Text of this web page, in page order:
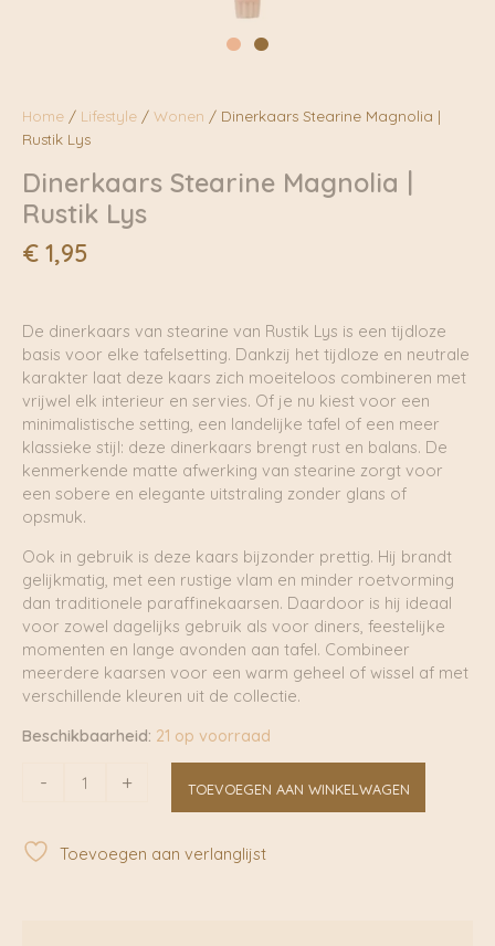
Home / Lifestyle / Wonen / Dinerkaars Stearine Magnolia |
Rustik Lys
Dinerkaars Stearine Magnolia |
Rustik Lys
€ 1,95
De dinerkaars van stearine van Rustik Lys is een tijdloze
basis voor elke tafelsetting. Dankzij het tijdloze en neutrale
karakter laat deze kaars zich moeiteloos combineren met
vrijwel elk interieur en servies. Of je nu kiest voor een
minimalistische setting, een landelijke tafel of een meer
klassieke stijl: deze dinerkaars brengt rust en balans. De
kenmerkende matte afwerking van stearine zorgt voor
een sobere en elegante uitstraling zonder glans of
opsmuk.
Ook in gebruik is deze kaars bijzonder prettig. Hij brandt
gelijkmatig, met een rustige vlam en minder roetvorming
dan traditionele paraffinekaarsen. Daardoor is hij ideaal
voor zowel dagelijks gebruik als voor diners, feestelijke
momenten en lange avonden aan tafel. Combineer
meerdere kaarsen voor een warm geheel of wissel af met
verschillende kleuren uit de collectie.
Beschikbaarheid: 21 op voorraad
-
Dinerkaars
Rustik
+ TOEVOEGEN AAN WINKELWAGEN
Toevoegen aan verlanglijst